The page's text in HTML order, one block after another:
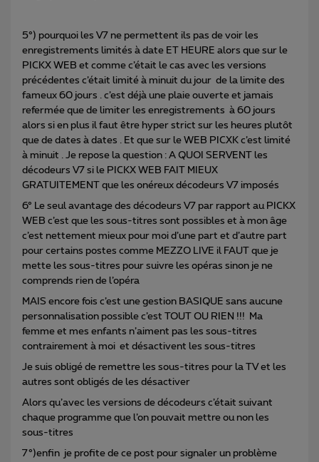
5°) pourquoi les V7 ne permettent ils pas de voir les
enregistrements limités à date ET HEURE alors que sur le
PICKX WEB et comme c’était le cas avec les versions
précédentes c’était limité à minuit du jour de la limite des
fameux 60 jours . c’est déjà une plaie ouverte et jamais
refermée que de limiter les enregistrements à 60 jours
alors si en plus il faut être hyper strict sur les heures plutôt
que de dates à dates . Et que sur le WEB PICXK c’est limité
à minuit . Je repose la question : A QUOI SERVENT les
décodeurs V7 si le PICKX WEB FAIT MIEUX
GRATUITEMENT que les onéreux décodeurs V7 imposés
6° Le seul avantage des décodeurs V7 par rapport au PICKX
WEB c’est que les sous-titres sont possibles et à mon âge
c’est nettement mieux pour moi d’une part et d’autre part
pour certains postes comme MEZZO LIVE il FAUT que je
mette les sous-titres pour suivre les opéras sinon je ne
comprends rien de l’opéra
MAIS encore fois c’est une gestion BASIQUE sans aucune
personnalisation possible c’est TOUT OU RIEN !!! Ma
femme et mes enfants n’aiment pas les sous-titres
contrairement à moi et désactivent les sous-titres
Je suis obligé de remettre les sous-titres pour la TV et les
autres sont obligés de les désactiver
Alors qu’avec les versions de décodeurs c’était suivant
chaque programme que l’on pouvait mettre ou non les
sous-titres
7°)enfin je profite de ce post pour signaler un problème